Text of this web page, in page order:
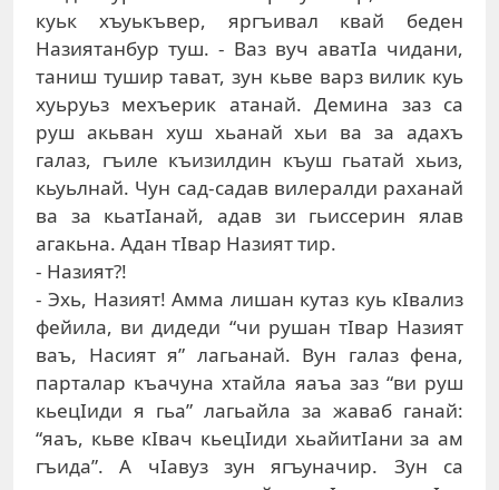
куьк хъуькъвер, яргъивал квай беден
Назиятанбур туш. - Ваз вуч аватIа чидани,
таниш тушир тават, зун кьве варз вилик куь
хуьруьз мехъерик атанай. Демина заз са
руш акьван хуш хьанай хьи ва за адахъ
галаз, гъиле къизилдин къуш гьатай хьиз,
кьуьлнай. Чун сад-садав вилералди раханай
ва за кьатIанай, адав зи гьиссерин ялав
агакьна. Адан тIвар Назият тир.
- Назият?!
- Эхь, Назият! Амма лишан кутаз куь кIвализ
фейила, ви дидеди “чи рушан тIвар Назият
ваъ, Насият я” лагьанай. Вун галаз фена,
парталар къачуна хтайла яаъа заз “ви руш
кьецIиди я гьа” лагьайла за жаваб ганай:
“яаъ, кьве кIвач кьецIиди хьайитIани за ам
гъида”. А чIавуз зун ягъуначир. Зун са